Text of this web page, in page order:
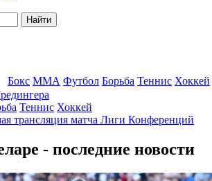
Найти
Бокс ММА Футбол Борьба Теннис Хоккей
Теннис Хоккей
трансляция матча Лиги Конференций
- последние новости